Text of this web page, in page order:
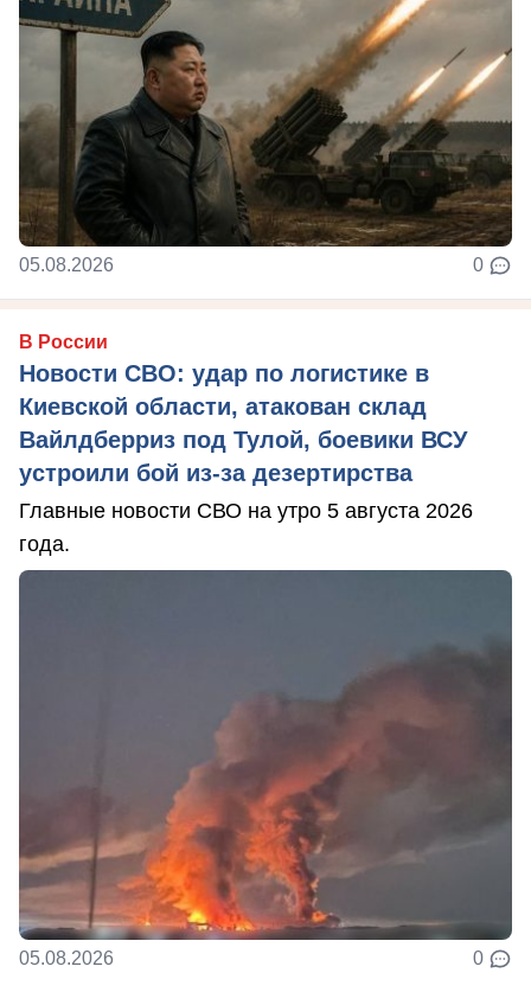
05.08.2026 0
В России
Новости СВО: удар по логистике в
Киевской области, атакован склад
Вайлдберриз под Тулой, боевики ВСУ
устроили бой из-за дезертирства
Главные новости СВО на утро 5 августа 2026
года.
05.08.2026 0